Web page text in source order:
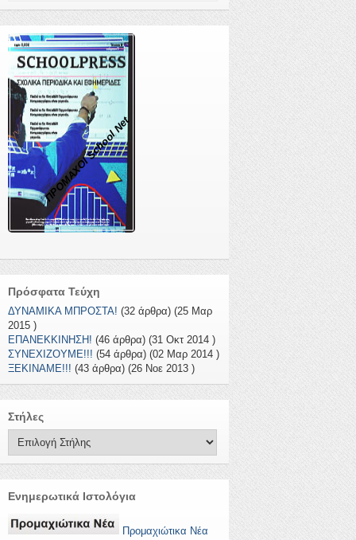
ΠΡΟΜΑΧΟΙ School Net
Πρόσφατα Τεύχη
ΔΥΝΑΜΙΚΑ ΜΠΡΟΣΤΑ! (32 άρθρα) (25 Μαρ
2015 )
ΕΠΑΝΕΚΚΙΝΗΣΗ! (46 άρθρα) (31 Οκτ 2014 )
ΣΥΝΕΧΙΖΟΥΜΕ!!! (54 άρθρα) (02 Μαρ 2014 )
ΞΕΚΙΝΑΜΕ!!! (43 άρθρα) (26 Νοε 2013 )
Στήλες
Ενημερωτικά Ιστολόγια
Προμαχιώτικα Νέα